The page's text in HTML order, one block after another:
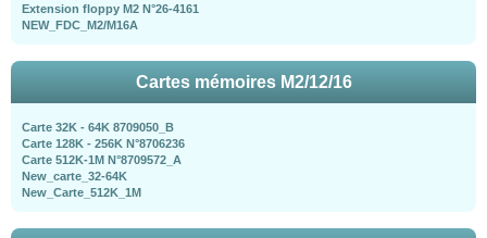
Extension floppy M2 N°26-4161
NEW_FDC_M2/M16A
Cartes mémoires M2/12/16
Carte 32K - 64K 8709050_B
Carte 128K - 256K N°8706236
Carte 512K-1M N°8709572_A
New_carte_32-64K
New_Carte_512K_1M